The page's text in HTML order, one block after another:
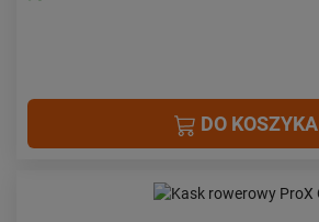
DO KOSZYKA